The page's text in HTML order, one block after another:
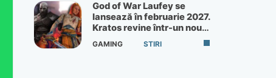
God of War Laufey se
lansează în februarie 2027.
Kratos revine într-un nou
God of War
GAMING STIRI